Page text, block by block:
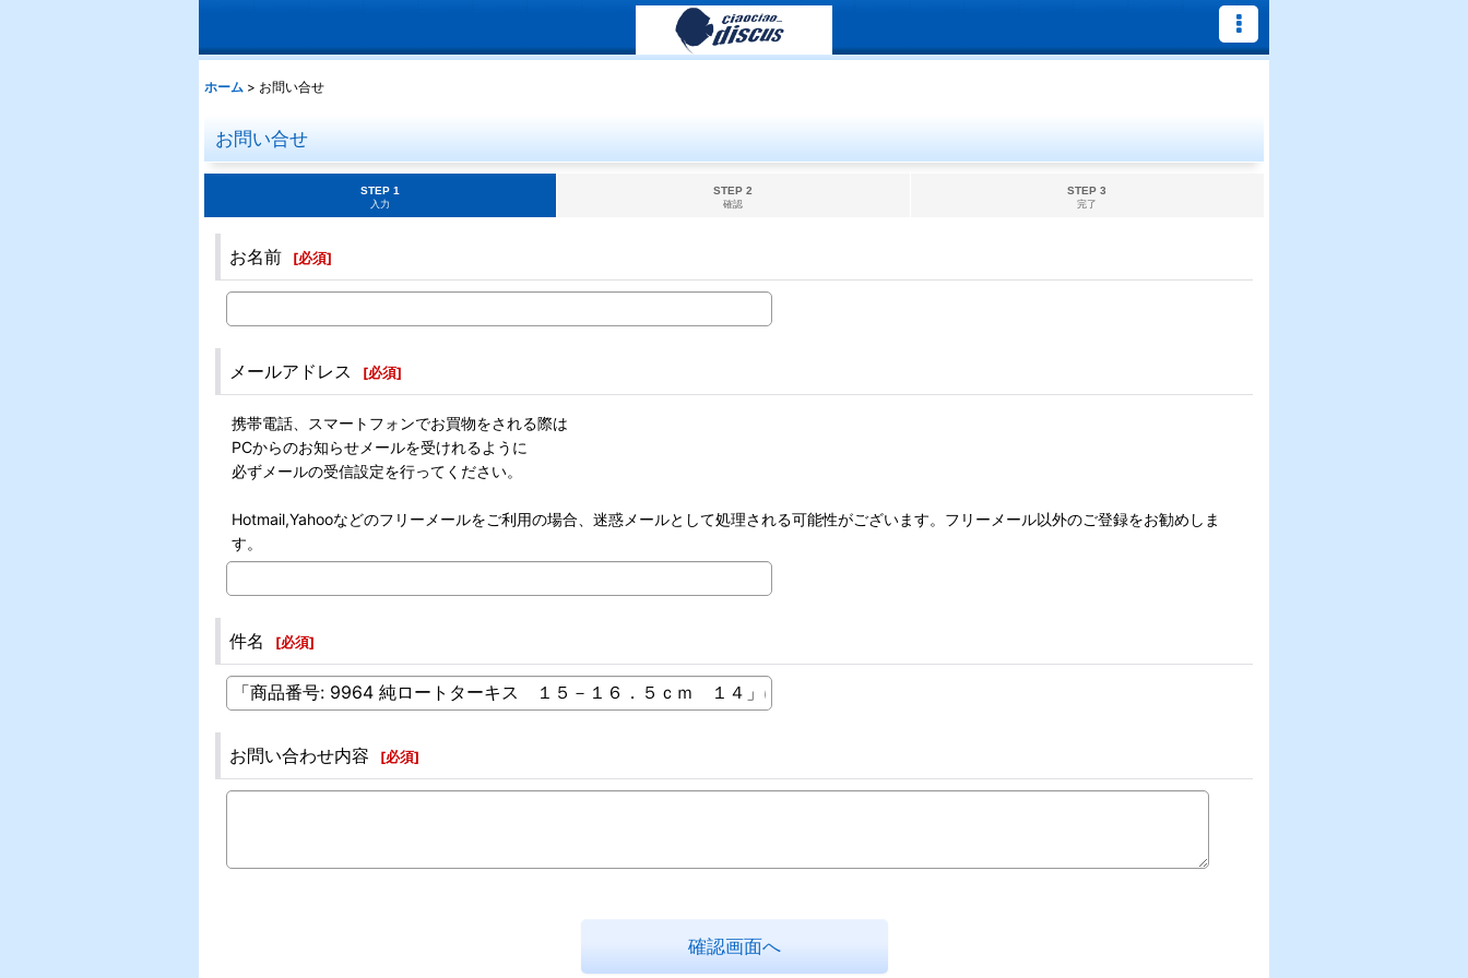
ホーム > お問い合せ
お問い合せ
STEP 1
入力
STEP 2
確認
STEP 3
完了
お名前 [必須]
メールアドレス [必須]
携帯電話、スマートフォンでお買物をされる際は
PCからのお知らせメールを受けれるように
必ずメールの受信設定を行ってください。
Hotmail,Yahooなどのフリーメールをご利用の場合、迷惑メールとして処理される可能性がございます。フリーメール以外のご登録をお勧めしま
す。
件名 [必須]
お問い合わせ内容 [必須]
確認画面へ